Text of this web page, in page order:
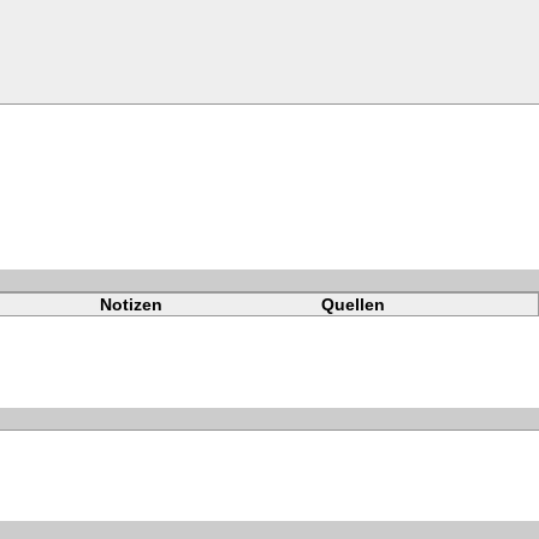
Notizen Quellen